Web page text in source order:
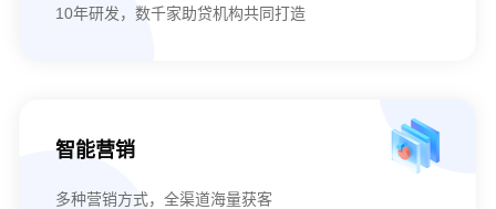
10年研发，数千家助贷机构共同打造
智能营销
多种营销方式，全渠道海量获客